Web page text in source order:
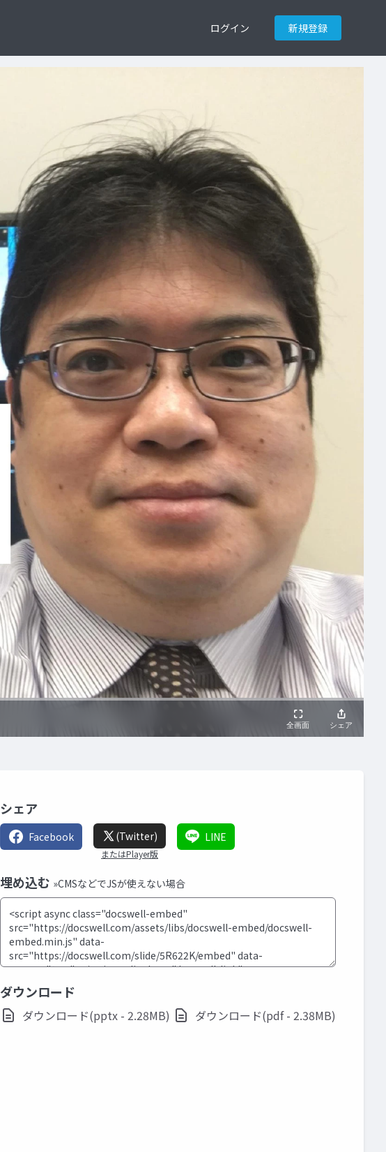
ログイン 新規登録
シェア
Facebook (Twitter)
またはPlayer版
LINE
埋め込む »CMSなどでJSが使えない場合
ダウンロード
ダウンロード(pptx - 2.28MB) ダウンロード(pdf - 2.38MB)